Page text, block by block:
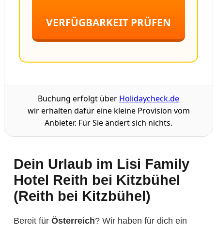
VERFÜGBARKEIT PRÜFEN
Buchung erfolgt über Holidaycheck.de
wir erhalten dafür eine kleine Provision vom
Anbieter. Für Sie ändert sich nichts.
Dein Urlaub im Lisi Family
Hotel Reith bei Kitzbühel
(Reith bei Kitzbühel)
Bereit für Österreich? Wir haben für dich ein